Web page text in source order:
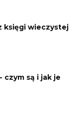
księgi wieczystej
czym są i jak je